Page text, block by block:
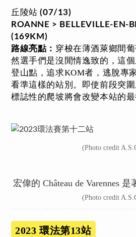
丘陵站(07/13)
ROANNE > BELLEVILLE-EN-
(169KM)
路線亮點： 穿梭在薄酒萊鄉間
然選手們是沒閒情逸致的，這
登山點，追求KOM者，逃脫專
看準這樣的站別。即使前段突
標誌性的爬坡將會改變本站的最
(Photo credit
宏偉的 Château de Varennes 是
(Photo credit
2023 環法第13站